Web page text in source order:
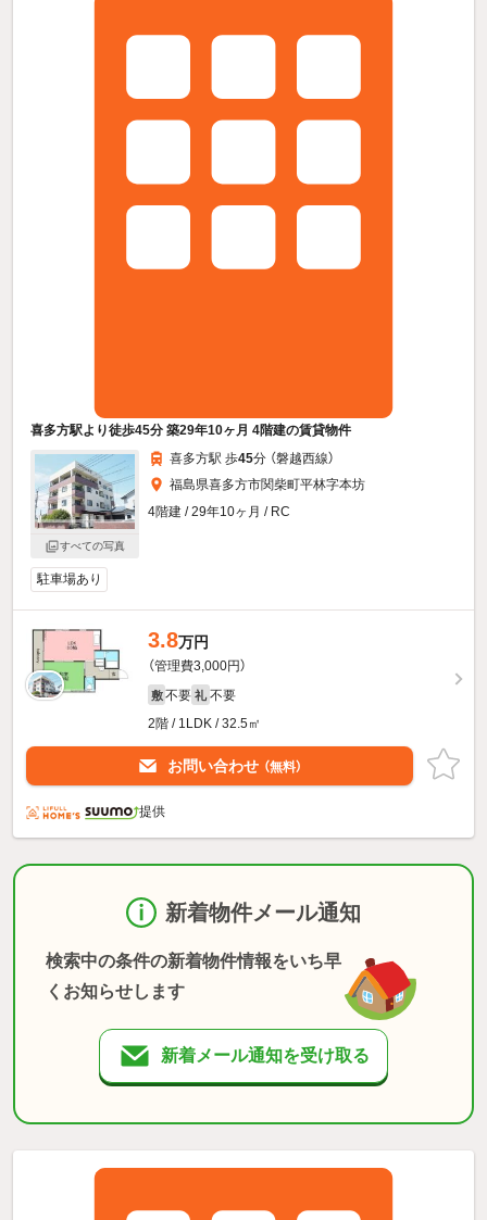
喜多方駅より徒歩45分 築29年10ヶ月 4階建の賃貸物件
すべての写真
喜多方駅 歩45分 （磐越西線）
福島県喜多方市関柴町平林字本坊
4階建 / 29年10ヶ月 / RC
駐車場あり
3.8万円
（管理費3,000円）
敷 不要 礼 不要
2階 / 1LDK / 32.5㎡
お問い合わせ （無料）
提供
新着物件メール通知
検索中の条件の新着物件情報をいち早
くお知らせします
新着メール通知を受け取る